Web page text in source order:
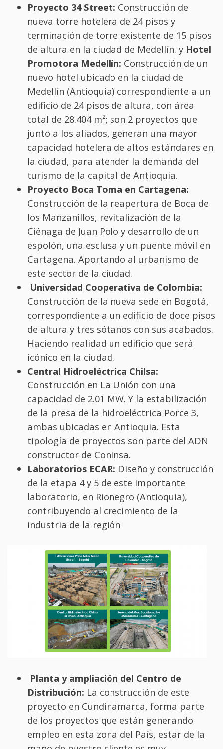
Proyecto 34 Street: Construcción de
nueva torre hotelera de 24 pisos y
terminación de torre existente de 15 pisos
de altura en la ciudad de Medellín. y Hotel
Promotora Medellín: Construcción de un
nuevo hotel ubicado en la ciudad de
Medellín (Antioquia) correspondiente a un
edificio de 24 pisos de altura, con área
total de 28.404 m²; son 2 proyectos que
junto a los aliados, generan una mayor
capacidad hotelera de altos estándares en
la ciudad, para atender la demanda del
turismo de la capital de Antioquia.
Proyecto Boca Toma en Cartagena:
Construcción de la reapertura de Boca de
los Manzanillos, revitalización de la
Ciénaga de Juan Polo y desarrollo de un
espolón, una esclusa y un puente móvil en
Cartagena. Aportando al urbanismo de
este sector de la ciudad.
Universidad Cooperativa de Colombia:
Construcción de la nueva sede en Bogotá,
correspondiente a un edificio de doce pisos
de altura y tres sótanos con sus acabados.
Haciendo realidad un edificio que será
icónico en la ciudad.
Central Hidroeléctrica Chilsa:
Construcción en La Unión con una
capacidad de 2.01 MW. Y la estabilización
de la presa de la hidroeléctrica Porce 3,
ambas ubicadas en Antioquia. Esta
tipología de proyectos son parte del ADN
constructor de Coninsa.
Laboratorios ECAR: Diseño y construcción
de la etapa 4 y 5 de este importante
laboratorio, en Rionegro (Antioquia),
contribuyendo al crecimiento de la
industria de la región
Planta y ampliación del Centro de
Distribución: La construcción de este
proyecto en Cundinamarca, forma parte
de los proyectos que están generando
empleo en esta zona del País, estar de la